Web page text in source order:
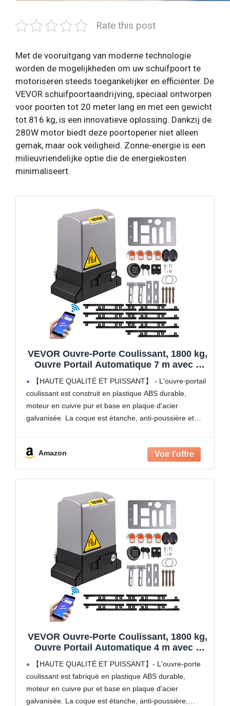
Rate this post
Met de vooruitgang van moderne technologie
worden de mogelijkheden om uw schuifpoort te
motoriseren steeds toegankelijker en efficiënter. De
VEVOR schuifpoortaandrijving, speciaal ontworpen
voor poorten tot 20 meter lang en met een gewicht
tot 816 kg, is een innovatieve oplossing. Dankzij de
280W motor biedt deze poortopener niet alleen
gemak, maar ook veiligheid. Zonne-energie is een
milieuvriendelijke optie die de energiekosten
minimaliseert.
VEVOR Ouvre-Porte Coulissant, 1800 kg,
Ouvre Portail Automatique 7 m avec 4
Télécommandes et Contrôle APP, Moteur
de Portail Électrique pour Allée Roulante,
Kit Système Sécurité Opérateur de
Portail
【HAUTE QUALITÉ ET PUISSANT】 - L'ouvre-portail
coulissant est construit en plastique ABS durable,
moteur en cuivre pur et base en plaque d'acier
galvanisée. La coque est étanche, anti-poussière et
Amazon
VEVOR Ouvre-Porte Coulissant, 1800 kg,
Ouvre Portail Automatique 4 m avec 4
Télécommandes et Contrôle APP, Moteur
de Portail Électrique pour Allée Roulante,
Kit Système Sécurité Opérateur de
Portail
【HAUTE QUALITÉ ET PUISSANT】- L'ouvre-porte
coulissant est fabriqué en plastique ABS durable,
moteur en cuivre pur et base en plaque d'acier
galvanisée. La coque est étanche, anti-poussière,